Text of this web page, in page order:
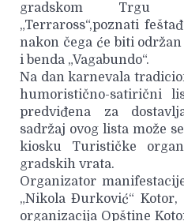
gradskom Trgu
„Terraross“,poznati
nakon čega će biti
i benda „Vagabundo“.
Na dan karnevala
humoristično-satirični
predviđena za
sadržaj ovog lista može
kiosku Turističke
gradskih vrata.
Organizator
„Nikola Đurković“
organizacija Opštine